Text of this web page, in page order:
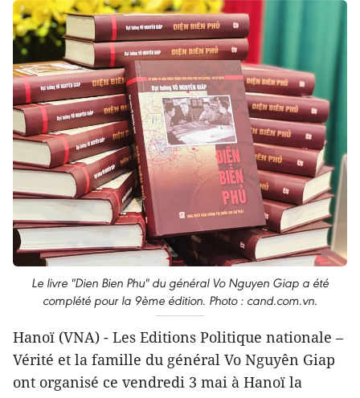
Le livre "Dien Bien Phu" du général Vo Nguyen Giap a été
complété pour la 9ème édition. Photo : cand.com.vn.
Hanoï (VNA) - Les Editions Politique nationale –
Vérité et la famille du général Vo Nguyên Giap
ont organisé ce vendredi 3 mai à Hanoï la